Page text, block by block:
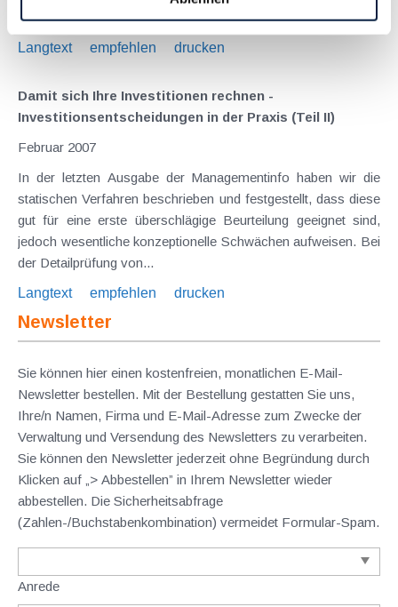
eingesetzt werden. Insbesondere der Faktor Zeit wird im...
Langtext
empfehlen drucken
Damit sich Ihre Investitionen rechnen -
Investitionsentscheidungen in der Praxis (Teil II)
Februar 2007
In der letzten Ausgabe der Managementinfo haben wir die
statischen Verfahren beschrieben und festgestellt, dass diese
gut für eine erste überschlägige Beurteilung geeignet sind,
jedoch wesentliche konzeptionelle Schwächen aufweisen. Bei
der Detailprüfung von...
Langtext
empfehlen drucken
Newsletter
Sie können hier einen kostenfreien, monatlichen E-Mail-
Newsletter bestellen. Mit der Bestellung gestatten Sie uns,
Ihre/n Namen, Firma und E-Mail-Adresse zum Zwecke der
Verwaltung und Versendung des Newsletters zu verarbeiten.
Sie können den Newsletter jederzeit ohne Begründung durch
Klicken auf „> Abbestellen” in Ihrem Newsletter wieder
abbestellen. Die Sicherheitsabfrage
(Zahlen-/Buchstabenkombination) vermeidet Formular-Spam.
Anrede